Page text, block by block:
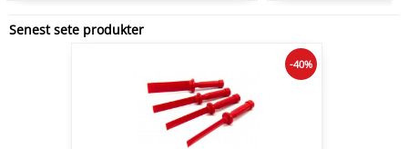
Senest sete produkter
-40%